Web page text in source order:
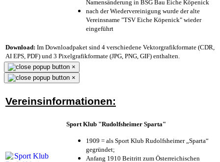
Namensänderung in BSG Bau Eiche Köpenick
nach der Wiedervereinigung wurde der alte
Vereinsname "TSV Eiche Köpenick" wieder
eingeführt
Download: Im Downloadpaket sind 4 verschiedene Vektorgrafikformate (CDR,
AI EPS, PDF) und 3 Pixelgrafikformate (JPG, PNG, GIF) enthalten.
×
×
Vereinsinformationen:
Sport Klub "Rudolfsheimer Sparta"
1909 = als Sport Klub Rudolfsheimer „Sparta“
gegründet;
Anfang 1910 Beitritt zum Österreichischen